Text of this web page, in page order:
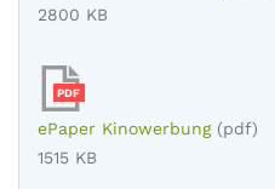
2800 KB
PDF
ePaper Kinowerbung (pdf)
1515 KB